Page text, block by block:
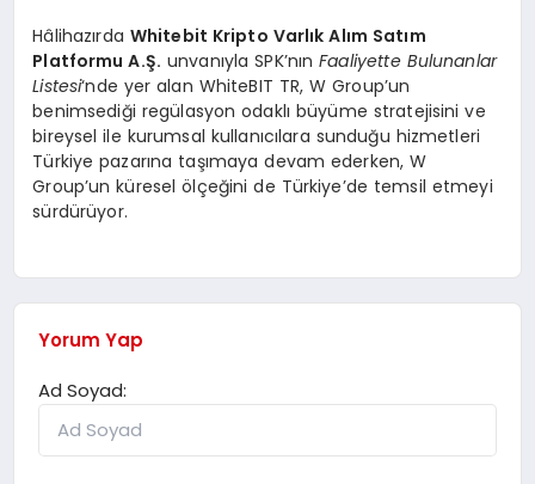
Hâlihazırda Whitebit Kripto Varlık Alım Satım
Platformu A.Ş. unvanıyla SPK’nınFaaliyette Bulunanlar
Listesi‘nde yer alan WhiteBIT TR, W Group’un
benimsediği regülasyon odaklı büyüme stratejisini ve
bireysel ile kurumsal kullanıcılara sunduğu hizmetleri
Türkiye pazarına taşımaya devam ederken, W
Group’un küresel ölçeğini de Türkiye’de temsil etmeyi
sürdürüyor.
Yorum Yap
Ad Soyad: